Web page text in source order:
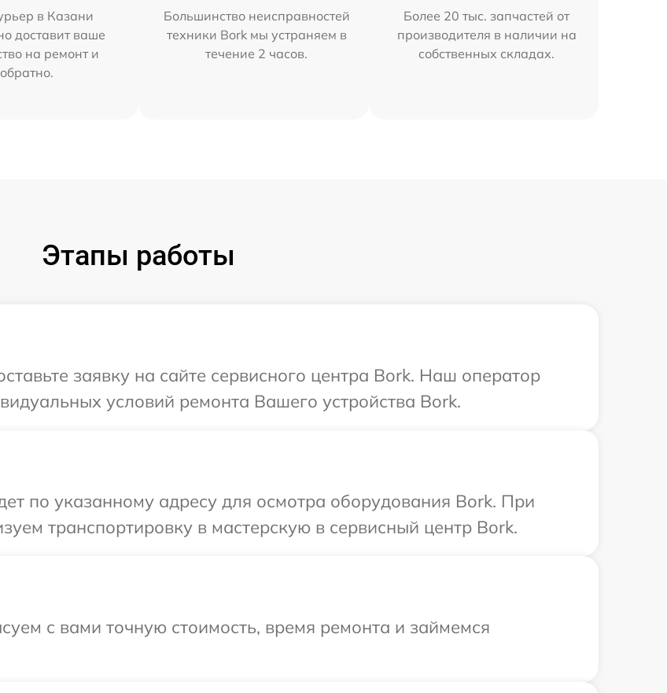
в Казани
доставит ваше
на ремонт и
обратно.
Большинство неисправностей
техники Bork мы устраняем в
течение 2 часов.
Более 20 тыс. запчастей от
производителя в наличии на
собственных складах.
Этапы работы
заявку на сайте сервисного центра Bork. Наш оператор
условий ремонта Вашего устройства Bork.
по указанному адресу для осмотра оборудования Bork. При
транспортировку в мастерскую в сервисный центр Bork.
с вами точную стоимость, время ремонта и займемся